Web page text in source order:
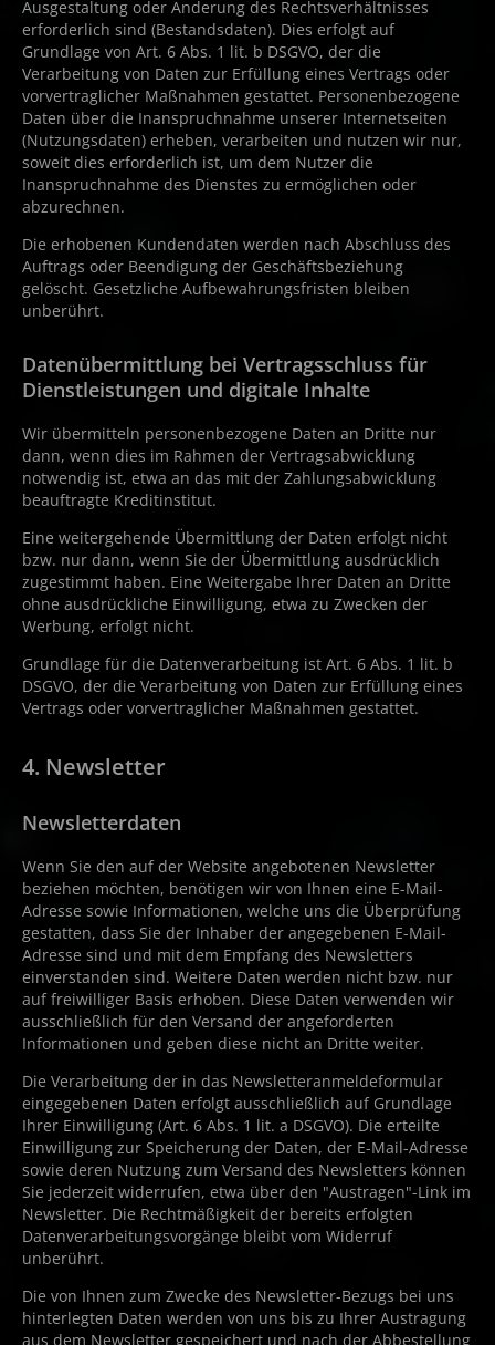
Ausgestaltung oder Änderung des Rechtsverhältnisses
erforderlich sind (Bestandsdaten). Dies erfolgt auf
Grundlage von Art. 6 Abs. 1 lit. b DSGVO, der die
Verarbeitung von Daten zur Erfüllung eines Vertrags oder
vorvertraglicher Maßnahmen gestattet. Personenbezogene
Daten über die Inanspruchnahme unserer Internetseiten
(Nutzungsdaten) erheben, verarbeiten und nutzen wir nur,
soweit dies erforderlich ist, um dem Nutzer die
Inanspruchnahme des Dienstes zu ermöglichen oder
abzurechnen.
Die erhobenen Kundendaten werden nach Abschluss des
Auftrags oder Beendigung der Geschäftsbeziehung
gelöscht. Gesetzliche Aufbewahrungsfristen bleiben
unberührt.
Datenübermittlung bei Vertragsschluss für
Dienstleistungen und digitale Inhalte
Wir übermitteln personenbezogene Daten an Dritte nur
dann, wenn dies im Rahmen der Vertragsabwicklung
notwendig ist, etwa an das mit der Zahlungsabwicklung
beauftragte Kreditinstitut.
Eine weitergehende Übermittlung der Daten erfolgt nicht
bzw. nur dann, wenn Sie der Übermittlung ausdrücklich
zugestimmt haben. Eine Weitergabe Ihrer Daten an Dritte
ohne ausdrückliche Einwilligung, etwa zu Zwecken der
Werbung, erfolgt nicht.
Grundlage für die Datenverarbeitung ist Art. 6 Abs. 1 lit. b
DSGVO, der die Verarbeitung von Daten zur Erfüllung eines
Vertrags oder vorvertraglicher Maßnahmen gestattet.
4. Newsletter
Newsletterdaten
Wenn Sie den auf der Website angebotenen Newsletter
beziehen möchten, benötigen wir von Ihnen eine E-Mail-
Adresse sowie Informationen, welche uns die Überprüfung
gestatten, dass Sie der Inhaber der angegebenen E-Mail-
Adresse sind und mit dem Empfang des Newsletters
einverstanden sind. Weitere Daten werden nicht bzw. nur
auf freiwilliger Basis erhoben. Diese Daten verwenden wir
ausschließlich für den Versand der angeforderten
Informationen und geben diese nicht an Dritte weiter.
Die Verarbeitung der in das Newsletteranmeldeformular
eingegebenen Daten erfolgt ausschließlich auf Grundlage
Ihrer Einwilligung (Art. 6 Abs. 1 lit. a DSGVO). Die erteilte
Einwilligung zur Speicherung der Daten, der E-Mail-Adresse
sowie deren Nutzung zum Versand des Newsletters können
Sie jederzeit widerrufen, etwa über den "Austragen"-Link im
Newsletter. Die Rechtmäßigkeit der bereits erfolgten
Datenverarbeitungsvorgänge bleibt vom Widerruf
unberührt.
Die von Ihnen zum Zwecke des Newsletter-Bezugs bei uns
hinterlegten Daten werden von uns bis zu Ihrer Austragung
aus dem Newsletter gespeichert und nach der Abbestellung